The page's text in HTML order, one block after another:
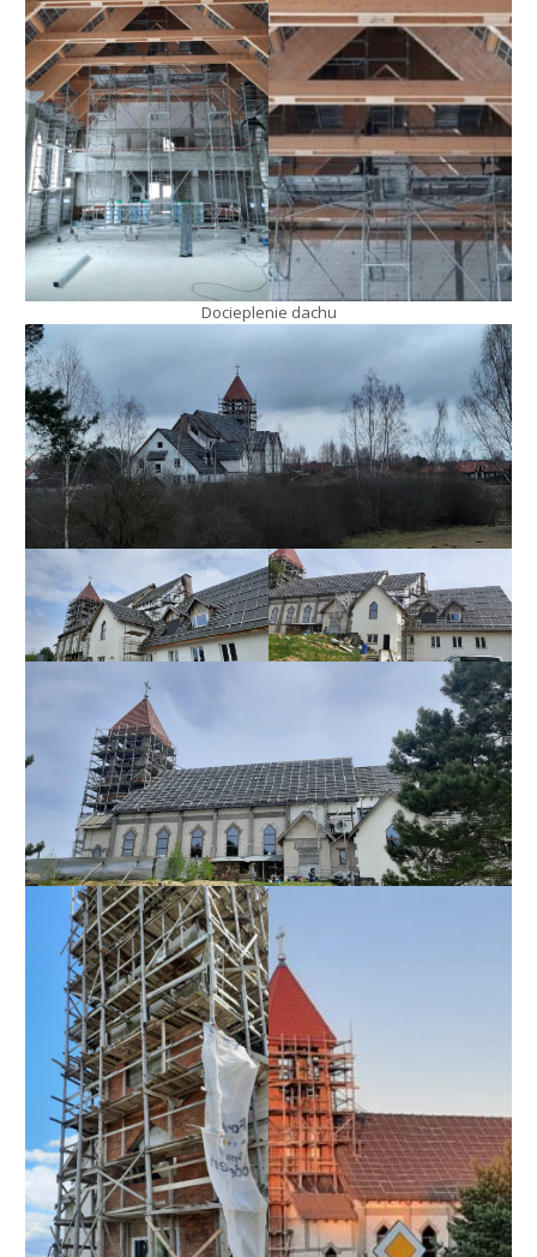
Docieplenie dachu